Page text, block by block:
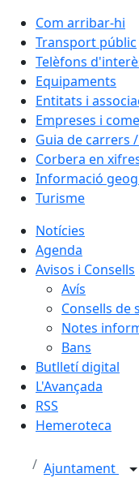
Com arribar-hi
Transport públic
Telèfons
Equipaments
Entitats i
Empreses i
Guia de carrers
Corbera en
Informació
Turisme
Notícies
Agenda
Avisos i Consells
Avís
Consells de
Notes
Bans
Butlletí digital
L'Avançada
RSS
Hemeroteca
Ajuntament